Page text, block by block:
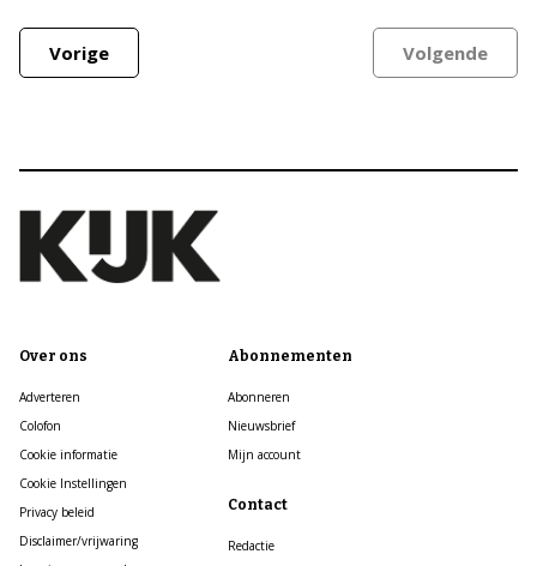
Vorige Volgende
Over ons
Adverteren
Colofon
Cookie informatie
Cookie Instellingen
Privacy beleid
Disclaimer/vrijwaring
Abonnementen
Abonneren
Nieuwsbrief
Mijn account
Contact
Redactie